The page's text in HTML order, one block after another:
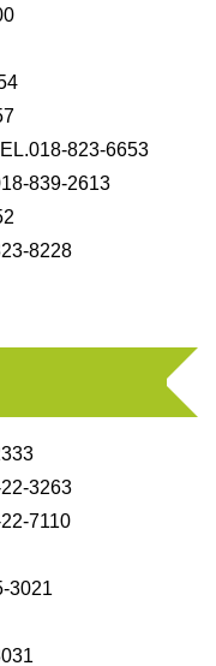
823-6653
839-2613
8228
3263
7110
3021